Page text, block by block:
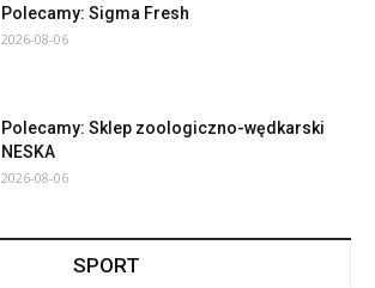
Polecamy: Sigma Fresh
2026-08-06
Polecamy: Sklep zoologiczno-wędkarski
NESKA
2026-08-06
SPORT